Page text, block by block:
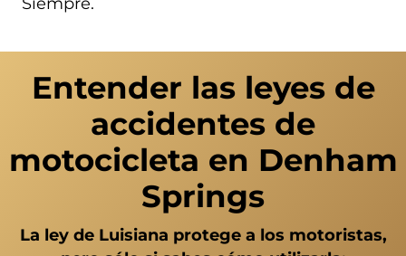
Entender las leyes de
accidentes de
motocicleta en Denham
Springs
La ley de Luisiana protege a los motoristas,